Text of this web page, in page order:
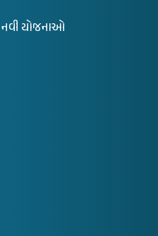
નવી યોજનાઓ